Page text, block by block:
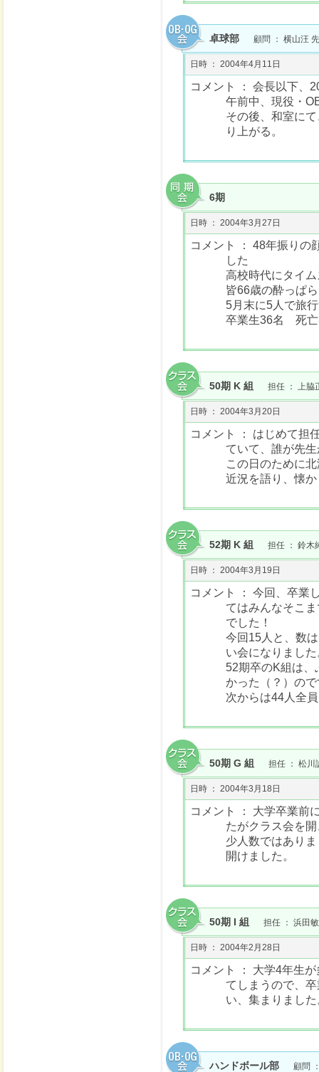
卓球部 顧問 ： 横山汪
日時 ： 2004年4月11日
コメント ： 会長以下、
午前中、現役・
その後、和室に
り上がる。
6期
日時 ： 2004年3月27日
コメント ： 48年振りの
した
高校時代にタイ
皆66歳の酔っぱ
5月末に5人で旅
卒業生36名 死
50期 K 組 担任 ： 上脇
日時 ： 2004年3月20日
コメント ： はじめて担
ていて、誰が先
この日のために
近況を語り、懐
52期 K 組 担任 ： 鈴木
日時 ： 2004年3月19日
コメント ： 今回、卒業
てはみんなそこ
でした！
今回15人と、数
い会になりました
52期卒のK組は、
かった（？）の
次からは44人全
50期 G 組 担任 ： 松川
日時 ： 2004年3月18日
コメント ： 大学卒業前
たがクラス会を
少人数ではあり
開けました。
50期 I 組 担任 ： 浜田
日時 ： 2004年2月28日
コメント ： 大学4年生
てしまうので、
い、集まりました
ハンドボール部 顧問